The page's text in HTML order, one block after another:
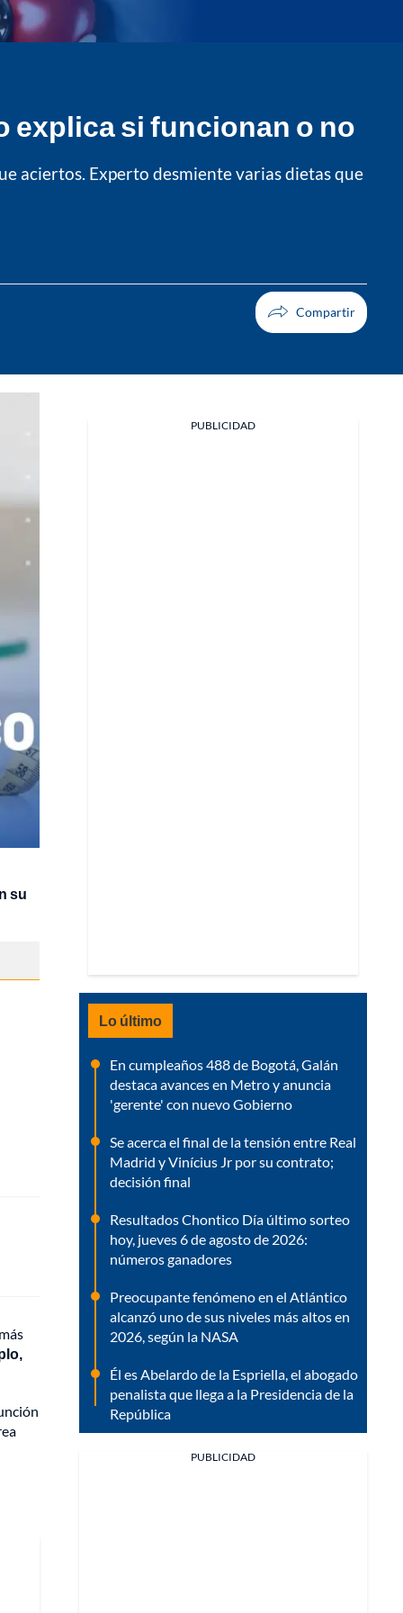
explica si funcionan o no
aciertos. Experto desmiente varias dietas que
su
PUBLICIDAD
Lo último
En cumpleaños 488 de Bogotá, Galán
destaca avances en Metro y anuncia
'gerente' con nuevo Gobierno
Se acerca el final de la tensión entre Real
Madrid y Vinícius Jr por su contrato;
decisión final
Resultados Chontico Día último sorteo
hoy, jueves 6 de agosto de 2026:
números ganadores
Preocupante fenómeno en el Atlántico
alcanzó uno de sus niveles más altos en
2026, según la NASA
Él es Abelardo de la Espriella, el abogado
penalista que llega a la Presidencia de la
República
PUBLICIDAD